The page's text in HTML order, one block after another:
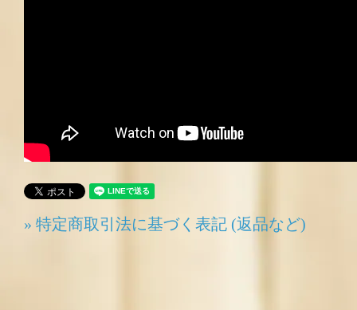
» 特定商取引法に基づく表記 (返品など)